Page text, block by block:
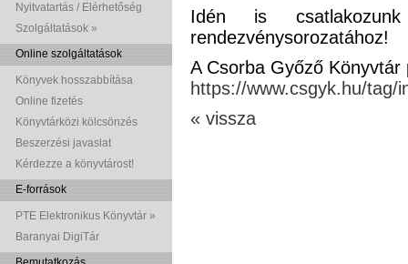
Nyitvatartás / Elérhetőség
Szolgáltatások »
Online szolgáltatások
Könyvek hosszabbítása
Online fizetés
Könyvtárközi kölcsönzés
Beszerzési javaslat
Kérdezze a könyvtárost!
E-források
PTE Elektronikus Könyvtár »
Baranyai DigiTár
Idén is
rendezvénysorozatához!
A Csorba Győző
https://www.csgyk.hu/tag/
« vissza